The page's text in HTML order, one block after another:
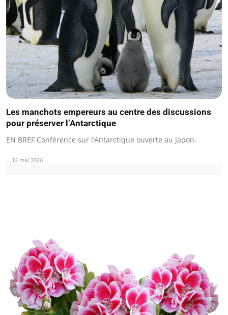
Les manchots empereurs au centre des discussions
pour préserver l’Antarctique
EN BREF Conférence sur l’Antarctique ouverte au Japon.
12 mai 2026